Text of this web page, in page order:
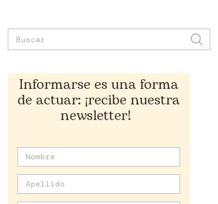
Informarse es una forma
de actuar: ¡recibe nuestra
newsletter!